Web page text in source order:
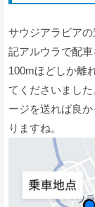
サウジアラビア
記アルウラで配
100mほどしか離
てくださいまし
ージを送れば良
りますね。